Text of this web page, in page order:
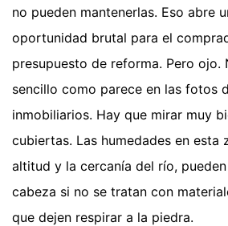
no pueden mantenerlas. Eso abre
oportunidad brutal para el
presupuesto de reforma. Pero ojo.
sencillo como parece en las fotos
inmobiliarios. Hay que mirar muy
cubiertas. Las humedades en esta
altitud y la cercanía del río,
cabeza si no se tratan con
que dejen respirar a la piedra.